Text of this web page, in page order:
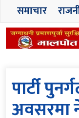
समाचार
पार्टी
अवसरमा